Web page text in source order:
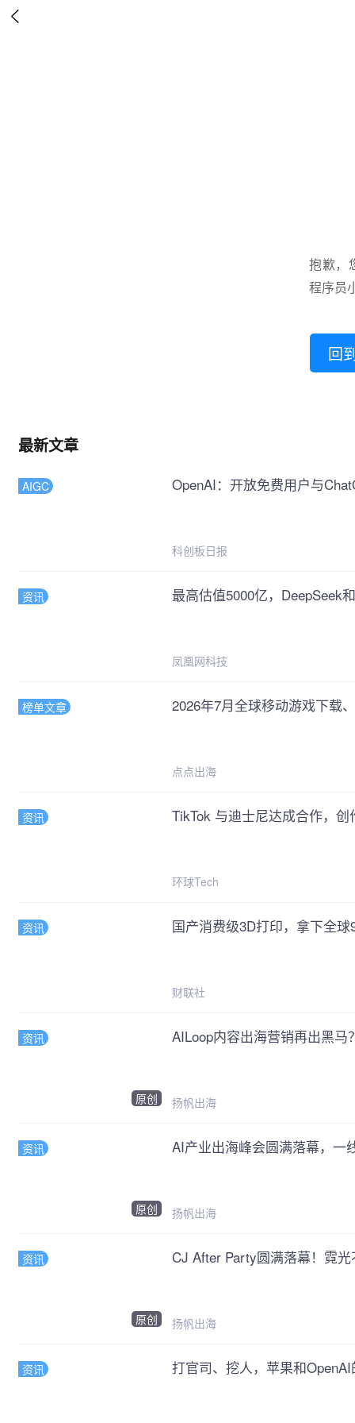

抱歉，
程序员
回
最新文章
AIGC OpenAI：开放免费用户与
科创板日报
资讯 最高估值5000亿，DeepSeek
凤凰网科技
榜单文章 2026年7月全球移动游戏下载
点点出海
资讯 TikTok 与迪士尼达成合作，
环球Tech
资讯 国产消费级3D打印，拿下全球
财联社
资讯
原创
AILoop内容出海营销再出黑
扬帆出海
资讯
原创
AI产业出海峰会圆满落幕，一
扬帆出海
资讯
原创
CJ After Party圆满落幕！霓
扬帆出海
资讯 打官司、挖人，苹果和